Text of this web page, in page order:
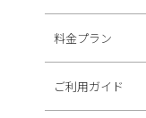
料金プラン
ご利用ガイド